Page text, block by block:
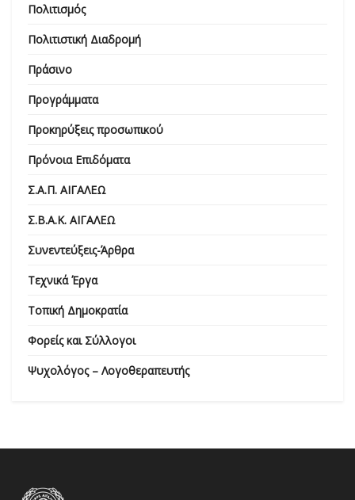
Πολιτισμός
Πολιτιστική Διαδρομή
Πράσινο
Προγράμματα
Προκηρύξεις προσωπικού
Πρόνοια Επιδόματα
Σ.Α.Π. ΑΙΓΑΛΕΩ
Σ.Β.Α.Κ. ΑΙΓΑΛΕΩ
Συνεντεύξεις-Άρθρα
Τεχνικά Έργα
Τοπική Δημοκρατία
Φορείς και Σύλλογοι
Ψυχολόγος – Λογοθεραπευτής